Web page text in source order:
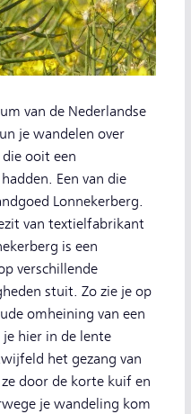
van de Nederlandse
je wandelen over
ooit een
Een van die
Lonnekerberg.
van textielfabrikant
is een
verschillende
stuit. Zo zie je op
omheining van een
hier in de lente
het gezang van
door de korte kuif en
je wandeling kom